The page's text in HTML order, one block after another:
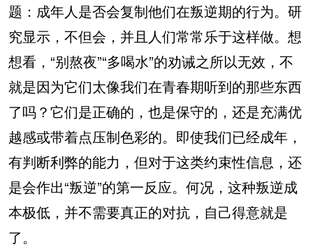
题：成年人是否会复制他们在叛逆期的行为。研
究显示，不但会，并且人们常常乐于这样做。想
想看，“别熬夜”“多喝水”的劝诫之所以无效，不
就是因为它们太像我们在青春期听到的那些东西
了吗？它们是正确的，也是保守的，还是充满优
越感或带着点压制色彩的。即使我们已经成年，
有判断利弊的能力，但对于这类约束性信息，还
是会作出“叛逆”的第一反应。何况，这种叛逆成
本极低，并不需要真正的对抗，自己得意就是
了。